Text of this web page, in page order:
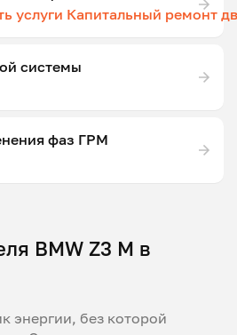
услуги Капитальный ремонт
системы
фаз ГРМ
BMW Z3 M в
энергии, без которой